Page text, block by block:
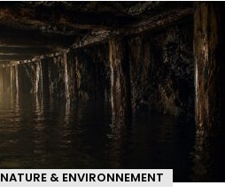
NATURE & ENVIRONNEMENT